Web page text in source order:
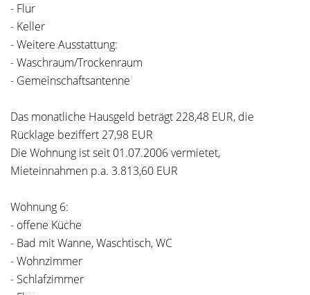
- Flur
- Keller
- Weitere Ausstattung:
- Waschraum/Trockenraum
- Gemeinschaftsantenne
Das monatliche Hausgeld beträgt 228,48 EUR, die
Rücklage beziffert 27,98 EUR
Die Wohnung ist seit 01.07.2006 vermietet,
Mieteinnahmen p.a. 3.813,60 EUR
Wohnung 6:
- offene Küche
- Bad mit Wanne, Waschtisch, WC
- Wohnzimmer
- Schlafzimmer